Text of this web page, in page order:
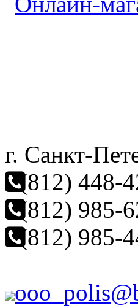
г. Санкт-
(812) 448-
(812) 985-
(812) 985-